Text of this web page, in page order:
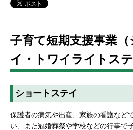
子育て短期支援事業
イ・トワイライトステ
ショートステイ
保護者の病気や出産、家族の看護など
い、また冠婚葬祭や学校などの行事で